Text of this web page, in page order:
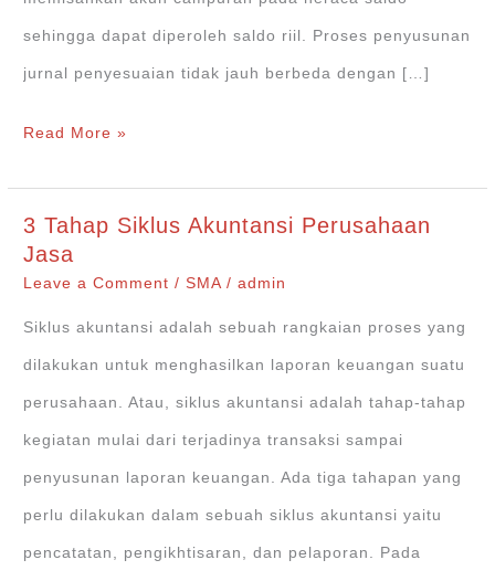
sehingga dapat diperoleh saldo riil. Proses penyusunan
jurnal penyesuaian tidak jauh berbeda dengan […]
Contoh
Jurnal
Penyesuaian
Read More »
3 Tahap Siklus Akuntansi Perusahaan
Jasa
Leave a Comment /SMA/admin
Siklus akuntansi adalah sebuah rangkaian proses yang
dilakukan untuk menghasilkan laporan keuangan suatu
perusahaan. Atau, siklus akuntansi adalah tahap-tahap
kegiatan mulai dari terjadinya transaksi sampai
penyusunan laporan keuangan. Ada tiga tahapan yang
perlu dilakukan dalam sebuah siklus akuntansi yaitu
pencatatan, pengikhtisaran, dan pelaporan. Pada